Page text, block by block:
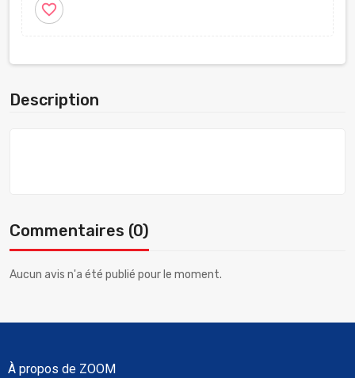
favorite_border
Description
Commentaires (0)
Aucun avis n'a été publié pour le moment.
À propos de ZOOM